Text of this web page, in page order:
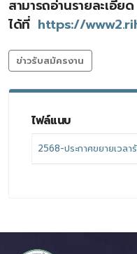
สามารถอ่านรายละเอียด
ได้ที่ https://
ข่าวรับสมัครงาน
ไฟล์แนบ
2568-ประกาศขยายเวล